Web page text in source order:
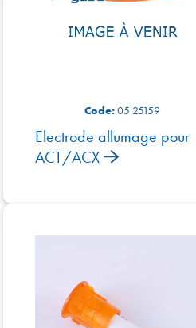
Code:05 25159
Electrode allumage pour
ACT/ACX